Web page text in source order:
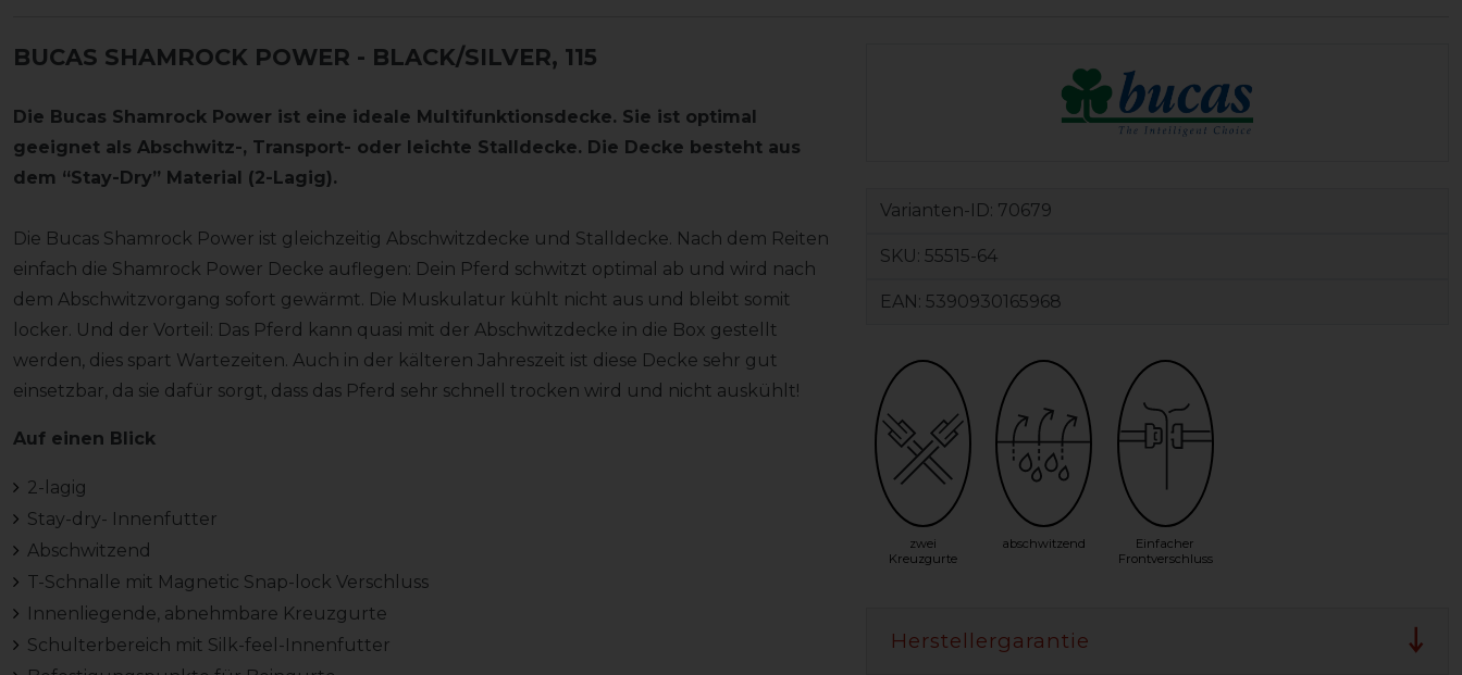
BUCAS SHAMROCK POWER - BLACK/SILVER, 115
Die Bucas Shamrock Power ist eine ideale Multifunktionsdecke. Sie ist optimal
geeignet als Abschwitz-, Transport- oder leichte Stalldecke. Die Decke besteht aus
dem “Stay-Dry” Material (2-Lagig).
Die Bucas Shamrock Power ist gleichzeitig Abschwitzdecke und Stalldecke. Nach dem Reiten
einfach die Shamrock Power Decke auflegen: Dein Pferd schwitzt optimal ab und wird nach
dem Abschwitzvorgang sofort gewärmt. Die Muskulatur kühlt nicht aus und bleibt somit
locker. Und der Vorteil: Das Pferd kann quasi mit der Abschwitzdecke in die Box gestellt
werden, dies spart Wartezeiten. Auch in der kälteren Jahreszeit ist diese Decke sehr gut
einsetzbar, da sie dafür sorgt, dass das Pferd sehr schnell trocken wird und nicht auskühlt!
Auf einen Blick
2-lagig
Stay-dry- Innenfutter
Abschwitzend
T-Schnalle mit Magnetic Snap-lock Verschluss
Innenliegende, abnehmbare Kreuzgurte
Schulterbereich mit Silk-feel-Innenfutter
Varianten-ID: 70679
SKU: 55515-64
EAN: 5390930165968
zwei
Kreuzgurte
abschwitzend
Einfacher
Frontverschluss
Herstellergarantie